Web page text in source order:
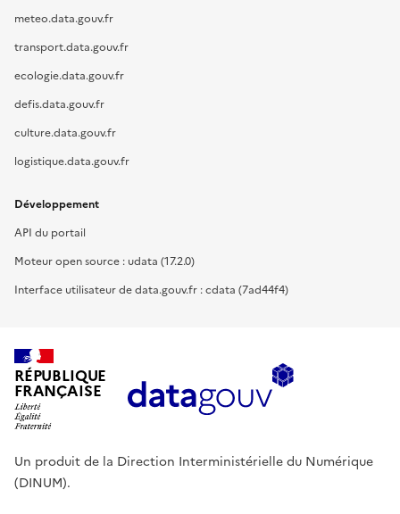
meteo.data.gouv.fr
transport.data.gouv.fr
ecologie.data.gouv.fr
defis.data.gouv.fr
culture.data.gouv.fr
logistique.data.gouv.fr
Développement
API du portail
Moteur open source : udata (17.2.0)
Interface utilisateur de data.gouv.fr : cdata (7ad44f4)
RÉPUBLIQUE
FRANÇAISE
Un produit de la Direction Interministérielle du Numérique
(DINUM).